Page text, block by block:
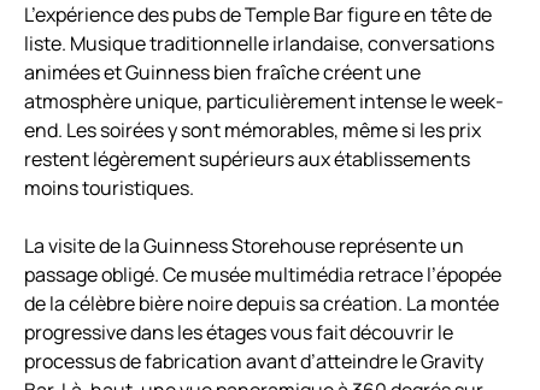
L’expérience des pubs de Temple Bar figure en tête de
liste. Musique traditionnelle irlandaise, conversations
animées et Guinness bien fraîche créent une
atmosphère unique, particulièrement intense le week-
end. Les soirées y sont mémorables, même si les prix
restent légèrement supérieurs aux établissements
moins touristiques.
La visite de la Guinness Storehouse représente un
passage obligé. Ce musée multimédia retrace l’épopée
de la célèbre bière noire depuis sa création. La montée
progressive dans les étages vous fait découvrir le
processus de fabrication avant d’atteindre le Gravity